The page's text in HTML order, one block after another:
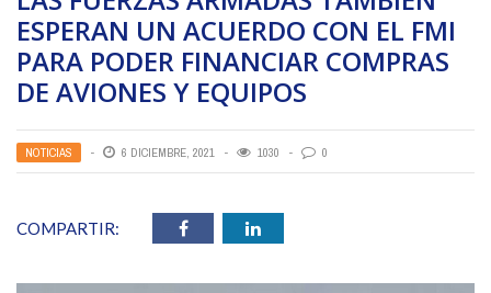
ESPERAN UN ACUERDO CON EL FMI
PARA PODER FINANCIAR COMPRAS
DE AVIONES Y EQUIPOS
NOTICIAS 6 DICIEMBRE, 2021 1030 0
COMPARTIR: